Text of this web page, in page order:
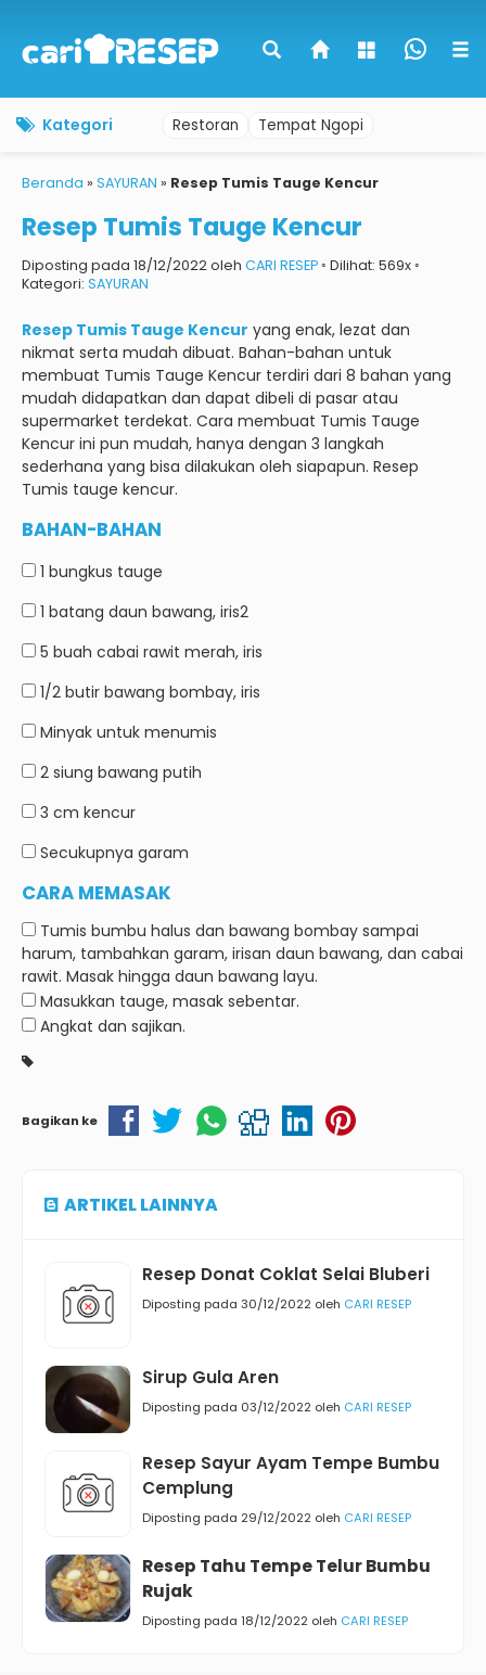
Kategori Restoran Tempat Ngopi
Beranda » SAYURAN » Resep Tumis Tauge Kencur
Resep Tumis Tauge Kencur
Diposting pada 18/12/2022 oleh CARI RESEP◦ Dilihat: 569x ◦
Kategori: SAYURAN
Resep Tumis Tauge Kencur yang enak, lezat dan
nikmat serta mudah dibuat. Bahan-bahan untuk
membuat Tumis Tauge Kencur terdiri dari 8 bahan yang
mudah didapatkan dan dapat dibeli di pasar atau
supermarket terdekat. Cara membuat Tumis Tauge
Kencur ini pun mudah, hanya dengan 3 langkah
sederhana yang bisa dilakukan oleh siapapun. Resep
Tumis tauge kencur.
BAHAN-BAHAN
1 bungkus tauge
1 batang daun bawang, iris2
5 buah cabai rawit merah, iris
1/2 butir bawang bombay, iris
Minyak untuk menumis
2 siung bawang putih
3 cm kencur
Secukupnya garam
CARA MEMASAK
Tumis bumbu halus dan bawang bombay sampai
harum, tambahkan garam, irisan daun bawang, dan cabai
rawit. Masak hingga daun bawang layu.
Masukkan tauge, masak sebentar.
Angkat dan sajikan.
Bagikan ke
ARTIKEL LAINNYA
Resep Donat Coklat Selai Bluberi
Diposting pada 30/12/2022 oleh CARI RESEP
Sirup Gula Aren
Diposting pada 03/12/2022 oleh CARI RESEP
Resep Sayur Ayam Tempe Bumbu
Cemplung
Diposting pada 29/12/2022 oleh CARI RESEP
Resep Tahu Tempe Telur Bumbu
Rujak
Diposting pada 18/12/2022 oleh CARI RESEP